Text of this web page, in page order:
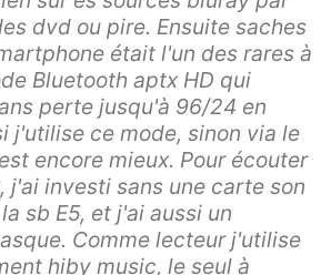
dvd ou pire. Ensuite saches
était l'un des rares à
Bluetooth aptx HD qui
perte jusqu'à 96/24 en
j'utilise ce mode, sinon via le
encore mieux. Pour écouter
j'ai investi sans une carte son
sb E5, et j'ai aussi un
Comme lecteur j'utilise
hiby music, le seul à